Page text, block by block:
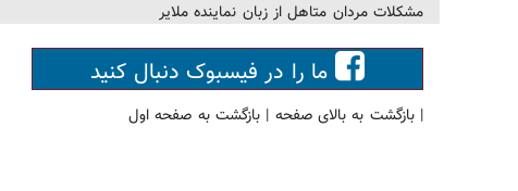
مشکلات مردان متاهل از زبان نماینده ملایر
ما را در فیسبوک دنبال کنید
|بازگشت به بالای صفحه |بازگشت به صفحه اول